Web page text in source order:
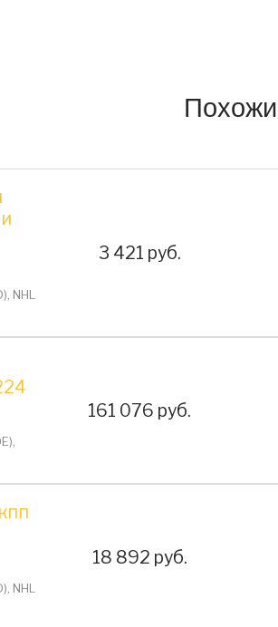
NHL
Цена:
3 421 руб.
Цена:
161 076 руб.
NHL
Цена:
18 892 руб.